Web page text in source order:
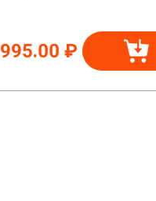
995.00 ₽